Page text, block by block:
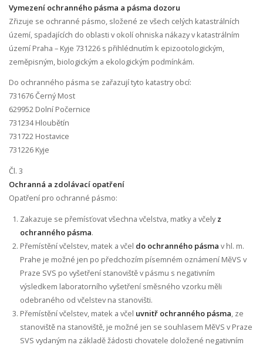
Vymezení ochranného pásma a pásma dozoru
Zřizuje se ochranné pásmo, složené ze všech celých katastrálních
území, spadajících do oblasti v okolí ohniska nákazy v katastrálním
území Praha – Kyje 731226 s přihlédnutím k epizootologickým,
zeměpisným, biologickým a ekologickým podmínkám.
Do ochranného pásma se zařazují tyto katastry obcí:
731676 Černý Most
629952 Dolní Počernice
731234 Hloubětín
731722 Hostavice
731226 Kyje
Čl. 3
Ochranná a zdolávací opatření
Opatření pro ochranné pásmo:
Zakazuje se přemísťovat všechna včelstva, matky a včelyz
ochranného pásma.
Přemístění včelstev, matek a včel do ochranného pásma v hl. m.
Prahe je možné jen po předchozím písemném oznámení MěVS v
Praze SVS po vyšetření stanoviště v pásmu s negativním
výsledkem laboratorního vyšetření směsného vzorku měli
odebraného od včelstev na stanovišti.
Přemístění včelstev, matek a včel uvnitř ochranného pásma, ze
stanoviště na stanoviště, je možné jen se souhlasem MěVS v Praze
SVS vydaným na základě žádosti chovatele doložené negativním